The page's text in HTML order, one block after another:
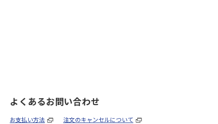
よくあるお問い合わせ
お支払い方法 注文のキャンセルについて